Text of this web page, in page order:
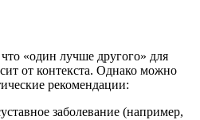
«один лучше другого» для
от контекста. Однако можно
рекомендации:
заболевание (например,